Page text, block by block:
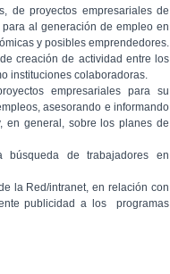
de proyectos empresariales de
al generación de empleo en
y posibles emprendedores.
creación de actividad entre los
instituciones colaboradoras.
empresariales para su
asesorando e informando
en general, sobre los planes de
de trabajadores en
la Red/intranet, en relación con
publicidad a los programas